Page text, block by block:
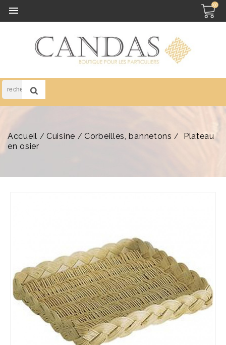
 (0)
Accueil Cuisine Corbeilles, bannetons
Plateau
en osier